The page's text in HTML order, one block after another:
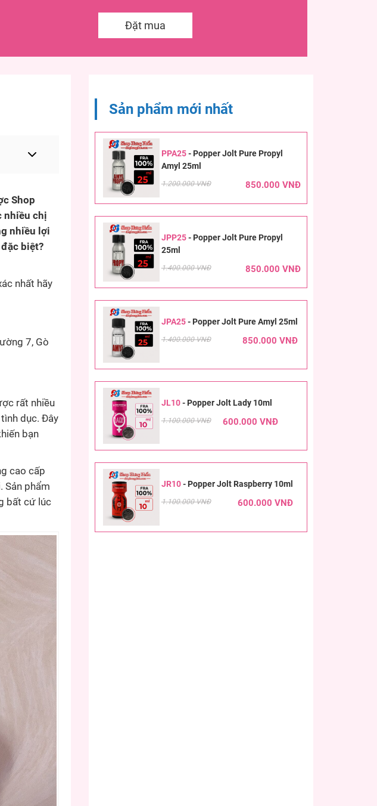
Đặt mua
Shop
nhiều chị
nhiều lợi
biệt?
nhất hãy
7, Gò
rất nhiều
dục. Đây
bạn
cao cấp
Sản phẩm
bất cứ lúc
Sản phẩm mới nhất
PPA25- Popper Jolt Pure Propyl
Amyl 25ml
1.200.000 VNĐ 850.000 VNĐ
JPP25- Popper Jolt Pure Propyl
25ml
1.400.000 VNĐ 850.000 VNĐ
JPA25- Popper Jolt Pure Amyl 25ml
1.400.000 VNĐ 850.000 VNĐ
JL10- Popper Jolt Lady 10ml
1.100.000 VNĐ 600.000 VNĐ
JR10- Popper Jolt Raspberry 10ml
1.100.000 VNĐ 600.000 VNĐ